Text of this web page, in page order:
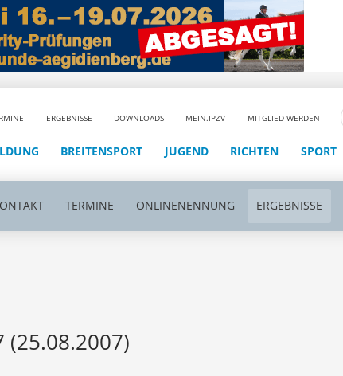
ERGEBNISSE DOWNLOADS MEIN.IPZV MITGLIED WERDEN
BREITENSPORT JUGEND RICHTEN SPORT
TERMINE ONLINENENNUNG ERGEBNISSE
(25.08.2007)